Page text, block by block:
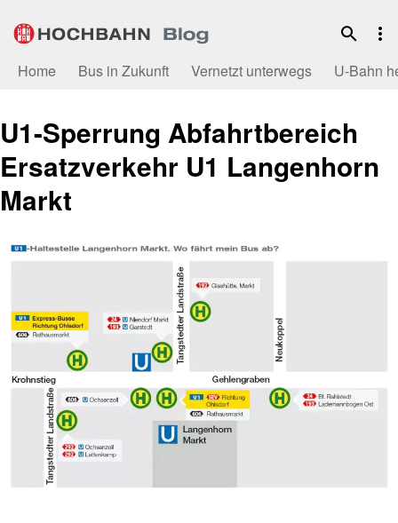
Inhalt
Home Bus in Zukunft Vernetzt unterwegs U-Bahn
U1-Sperrung Abfahrtbereich
Ersatzverkehr U1 Langenhorn
Markt